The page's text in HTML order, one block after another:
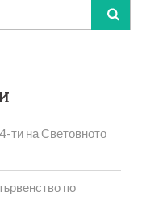
ти на Световното
по